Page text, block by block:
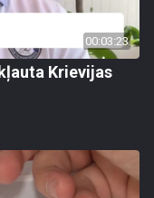
00:03:23
Krievijas